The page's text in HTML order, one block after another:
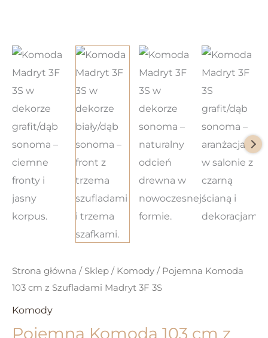
Strona główna / Sklep / Komody / Pojemna Komoda
103 cm z Szufladami Madryt 3F 3S
Komody
Pojemna Komoda 103 cm z